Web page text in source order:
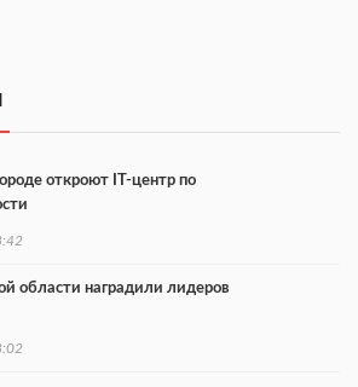
откроют IT-центр по
области наградили лидеров